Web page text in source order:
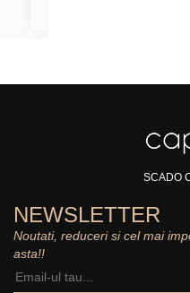
SCADO
NEWSLETTER
Noutati, reduceri si cel mai
asta!!